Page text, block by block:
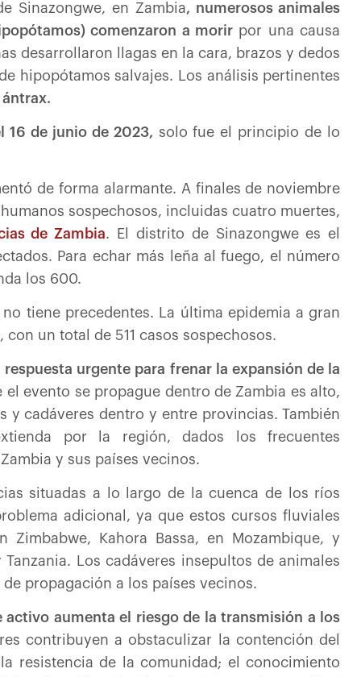
Sinazongwe, en Zambia, numerosos animales
comenzaron a morir por una causa
desarrollaron llagas en la cara, brazos y dedos
hipopótamos salvajes. Los análisis pertinentes
ántrax.
16 de junio de 2023, solo fue el principio de lo
de forma alarmante. A finales de noviembre
sospechosos, incluidas cuatro muertes,
de Zambia. El distrito de Sinazongwe es el
Para echar más leña al fuego, el número
los 600.
tiene precedentes. La última epidemia a gran
un total de 511 casos sospechosos.
urgente para frenar la expansión de la
evento se propague dentro de Zambia es alto,
cadáveres dentro y entre provincias. También
por la región, dados los frecuentes
y sus países vecinos.
situadas a lo largo de la cuenca de los ríos
adicional, ya que estos cursos fluviales
Kahora Bassa, en Mozambique, y
Los cadáveres insepultos de animales
propagación a los países vecinos.
aumenta el riesgo de la transmisión a los
contribuyen a obstaculizar la contención del
resistencia de la comunidad; el conocimiento